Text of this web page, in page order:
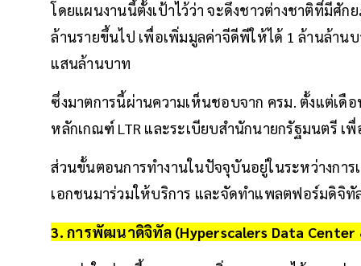
โดยแผนงานนี้ตั้งเป้าไว้ว่า จะดึงชาวต่างชาติที่มีศัก
ล้านรายขึ้นไป เพื่อเพิ่มมูลค่าจีดีพีให้ได้ 1 ล้านล้าน
แสนล้านบาท
ซึ่งมาตการนี้ผ่านความเห็นชอบจาก ครม. ตั้งแต่เดื
หลักเกณฑ์ LTR และระเบียบสำนักนายกรัฐมนตรี เ
ส่วนขั้นตอนการทำงานในปัจจุบันอยู่ในระหว่างกา
เอกชนมาร่วมให้บริการ และจัดทำแพลตฟอร์มดิจิทั
3. การพัฒนาดิจิทัล (Hyperscalers Data Center